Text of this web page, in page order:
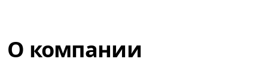
О компании